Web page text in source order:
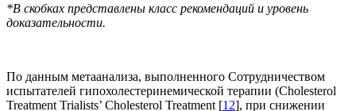
*В скобках представлены класс рекомендаций и уровень
доказательности.
По данным метаанализа, выполненного Сотруд­ничеством
испытателей гипохолестеринемической терапии (Cholesterol
Treatment Trialists’ Cholesterol Treat­ment [12], при снижении